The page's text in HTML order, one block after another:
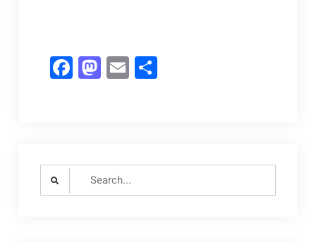
Facebook
Mastodon
EmailCompartir
Search